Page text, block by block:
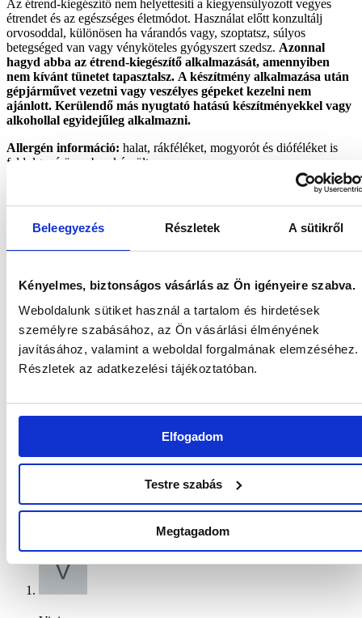
Beleegyezés Részletek A sütikről
Kényelmes, biztonságos vásárlás az Ön igényeire szabva.
Weboldalunk sütiket használ a tartalom és hirdetések
személyre szabásához, az Ön vásárlási élményének
javításához, valamint a weboldal forgalmának elemzéséhez.
Részletek az adatkezelési tájékoztatóban.
Elfogadom
Testre szabás
Megtagadom
Az étrend-kiegészítő nem helyettesíti a kiegyensúlyozott vegyes
étrendet és az egészséges életmódot. Használat előtt konzultálj
orvosoddal, különösen ha várandós vagy, szoptatsz, súlyos
betegséged van vagy vényköteles gyógyszert szedsz. Azonnal
hagyd abba az étrend-kiegészítő alkalmazását, amennyiben
nem kívánt tünetet tapasztalsz. A készítmény alkalmazása után
gépjárművet vezetni vagy veszélyes gépeket kezelni nem
ajánlott. Kerülendő más nyugtató hatású készítményekkel vagy
alkohollal egyidejűleg alkalmazni.
Allergén információ: halat, rákféléket, mogyorót és dióféléket is
feldolgozó üzemben készült.
TARTANDÓ!
Deep Sleep "pihentető alvás" kapszula 60 db termékről 4 értékelés
4,8
4 vélemények alapján
4 csillag 25 25%
3 csillag
1 csillag
0%
1-4 of 4 reviews